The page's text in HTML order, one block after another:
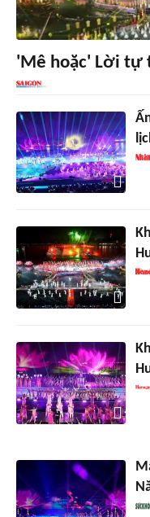
'Mê hoặc' Lời tự